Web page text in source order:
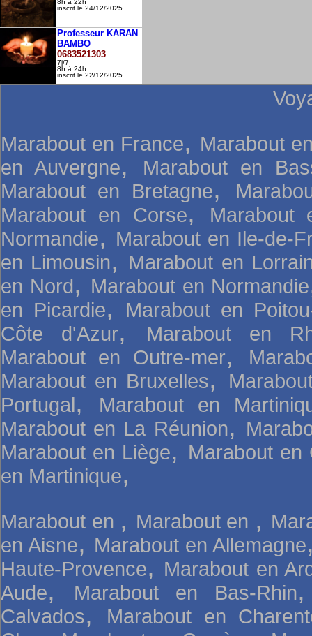
8h à 22h
inscrit le 24/12/2025
Professeur KARAN
BAMBO
0683521303
7j/7
8h à 24h
inscrit le 22/12/2025
Marabout en France, Marabout
en Auvergne,
Marabout en
Marabout en Bretagne,
Marabout en Corse,
Marabout
Normandie, Marabout en Ile-de-
en Limousin, Marabout en
en Nord, Marabout en Normandie
en Picardie,
Marabout en
Côte d'Azur,
Marabout en
Marabout en Outre-mer,
Marabout en Bruxelles,
Portugal,
Marabout en
Marabout en La Réunion,
Marabout en Liège, Marabout en
en Martinique,
Marabout en , Marabout en ,
en Aisne, Marabout en Allemagne
Haute-Provence, Marabout en
Aude, Marabout en Bas-Rhin
Calvados,
Marabout en